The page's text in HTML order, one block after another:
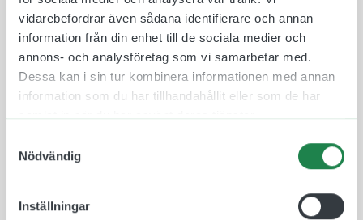
vidarebefordrar även sådana identifierare och annan
information från din enhet till de sociala medier och
annons- och analysföretag som vi samarbetar med.
Dessa kan i sin tur kombinera informationen med annan
information som du har tillhandahållit eller som de har
Nödvändig
Inställningar
läsbarheten. Materialet uppfyller Myndigheten för
Delaktighet (MFD) krav gällande
tillgänglighetsanpassning. När vi tar fram taktila
skyltar förhåller vi oss till standarder för
tillgänglighetsanpassning (ADA) där det bland
tillgänglighet för alla.
olika färger och storlekar. Det är även valbart om